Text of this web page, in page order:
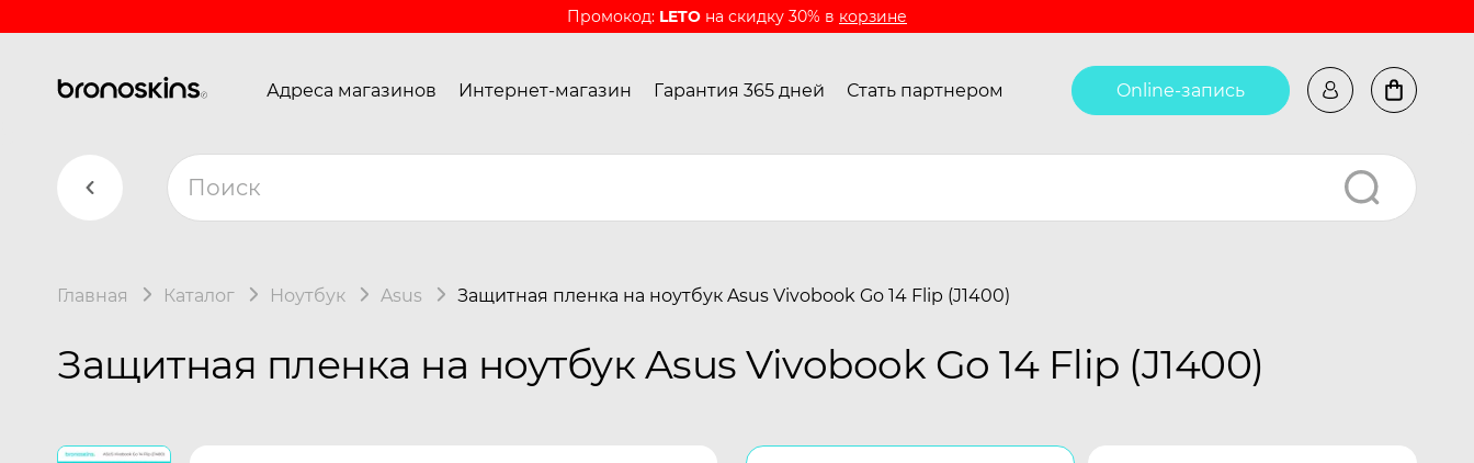
Промокод: LETO на скидку 30% в корзине
Адреса магазинов Интернет-магазин Гарантия 365 дней Стать партнером Online-запись
Главная Каталог Ноутбук Asus Защитная пленка на ноутбук Asus Vivobook Go 14 Flip (J1400)
Защитная пленка на ноутбук Asus Vivobook Go 14 Flip (J1400)